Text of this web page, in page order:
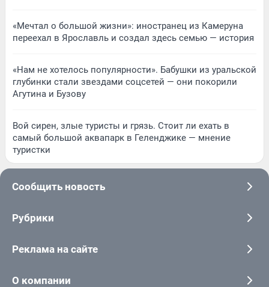
«Мечтал о большой жизни»: иностранец из Камеруна
переехал в Ярославль и создал здесь семью — история
«Нам не хотелось популярности». Бабушки из уральской
глубинки стали звездами соцсетей — они покорили
Агутина и Бузову
Вой сирен, злые туристы и грязь. Стоит ли ехать в
самый большой аквапарк в Геленджике — мнение
туристки
Сообщить новость
Рубрики
Реклама на сайте
О компании